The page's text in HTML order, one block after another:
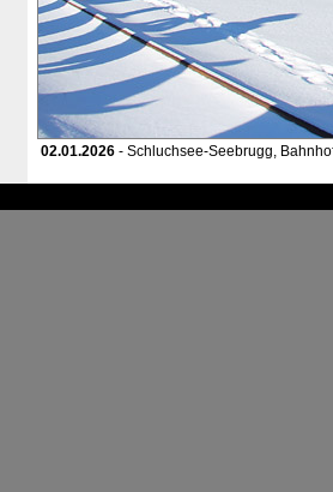
02.01.2026- Schluchsee-Seebrugg,